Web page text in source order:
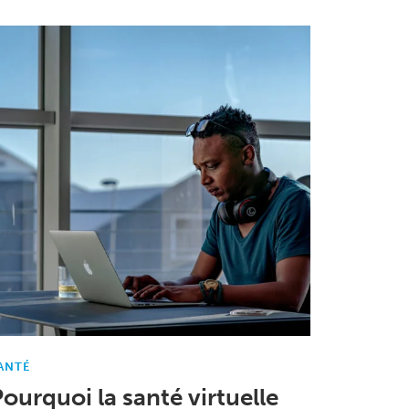
la santé virtuelle